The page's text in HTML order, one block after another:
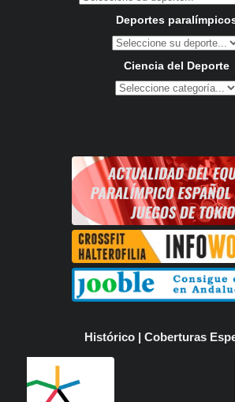
Deportes
Ciencia del Deporte
Histórico | Coberturas